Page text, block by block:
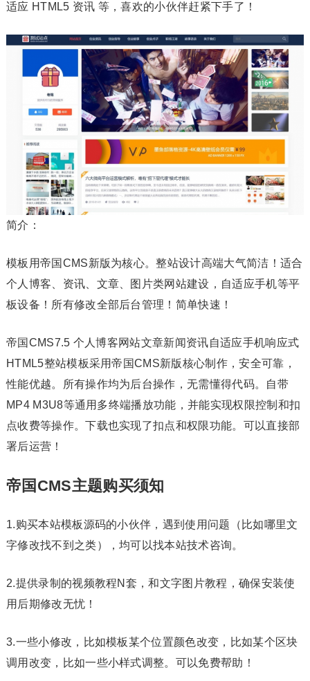
适应 HTML5 资讯 等，喜欢的小伙伴赶紧下手了！
简介：
模板用帝国CMS新版为核心。整站设计高端大气简洁！适合
个人博客、资讯、文章、图片类网站建设，自适应手机等平
板设备！所有修改全部后台管理！简单快速！
帝国CMS7.5 个人博客网站文章新闻资讯自适应手机响应式
HTML5整站模板采用帝国CMS新版核心制作，安全可靠，
性能优越。所有操作均为后台操作，无需懂得代码。自带
MP4 M3U8等通用多终端播放功能，并能实现权限控制和扣
点收费等操作。下载也实现了扣点和权限功能。可以直接部
署后运营！
帝国CMS主题购买须知
1.购买本站模板源码的小伙伴，遇到使用问题（比如哪里文
字修改找不到之类），均可以找本站技术咨询。
2.提供录制的视频教程N套，和文字图片教程，确保安装使
用后期修改无忧！
3.一些小修改，比如模板某个位置颜色改变，比如某个区块
调用改变，比如一些小样式调整。可以免费帮助！